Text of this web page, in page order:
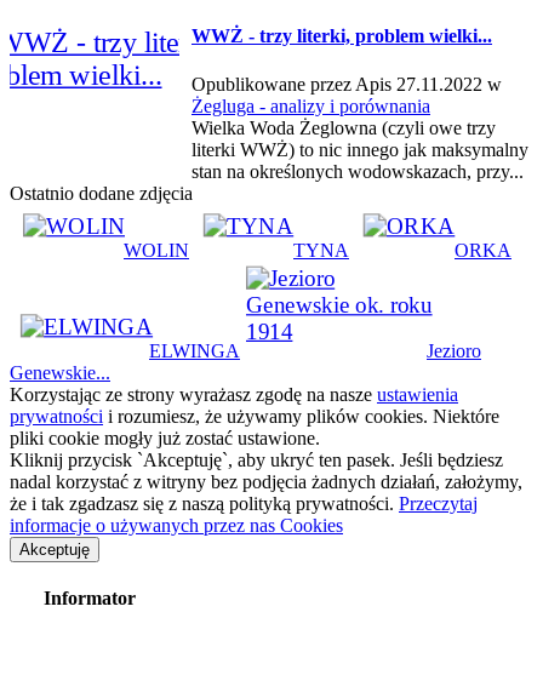
WWŻ - trzy literki, problem wielki...
Opublikowane przez Apis 27.11.2022 w
Żegluga - analizy i porównania
Wielka Woda Żeglowna (czyli owe trzy
literki WWŻ) to nic innego jak maksymalny
stan na określonych wodowskazach, przy...
Ostatnio dodane zdjęcia
WOLIN TYNA ORKA
ELWINGA
Jezioro
Genewskie...
Korzystając ze strony wyrażasz zgodę na nasze ustawienia
prywatności i rozumiesz, że używamy plików cookies. Niektóre
pliki cookie mogły już zostać ustawione.
Kliknij przycisk `Akceptuję`, aby ukryć ten pasek. Jeśli będziesz
nadal korzystać z witryny bez podjęcia żadnych działań, założymy,
że i tak zgadzasz się z naszą polityką prywatności. Przeczytaj
informacje o używanych przez nas Cookies
Akceptuję
Informator